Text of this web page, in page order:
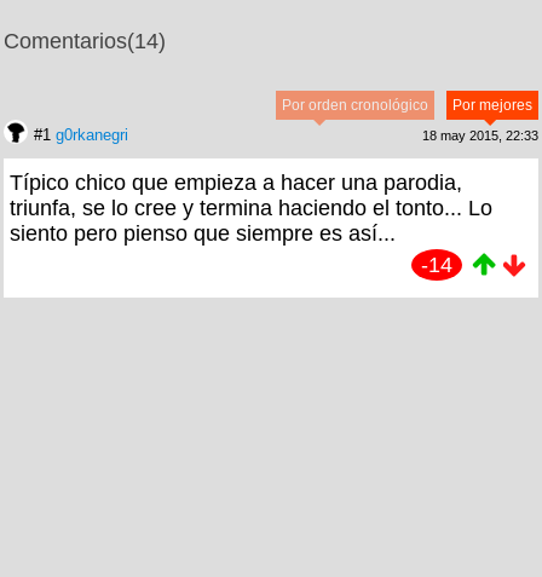
Comentarios(14)
Por mejores
Por orden cronológico
#1 g0rkanegri 18 may 2015, 22:33
Típico chico que empieza a hacer una parodia,
triunfa, se lo cree y termina haciendo el tonto... Lo
siento pero pienso que siempre es así...
-14